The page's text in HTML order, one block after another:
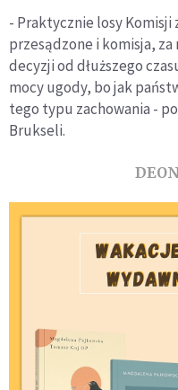
- Praktycznie losy Komisji
przesądzone i komisja,
decyzji od dłuższego
mocy ugody, bo jak
tego typu zachowania -
Brukseli.